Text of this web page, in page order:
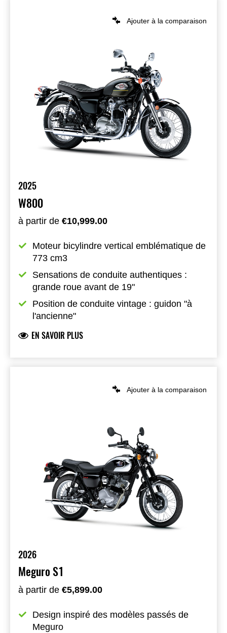
Ajouter à la comparaison
2025
W800
à partir de €10,999.00
Moteur bicylindre vertical emblématique de
773 cm3
Sensations de conduite authentiques :
grande roue avant de 19"
Position de conduite vintage : guidon "à
l'ancienne"
EN SAVOIR PLUS
Ajouter à la comparaison
2026
Meguro S1
à partir de €5,899.00
Design inspiré des modèles passés de
Meguro